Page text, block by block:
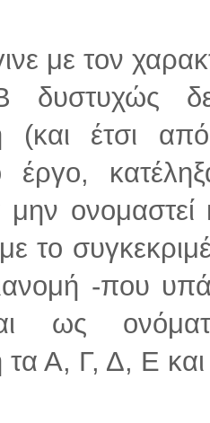
με τον
(και έτσι
έργο,
μην
το
-που
ως
Α, Γ, Δ, Ε